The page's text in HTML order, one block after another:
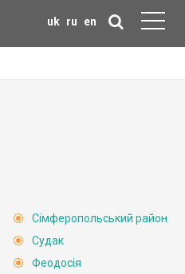
uk ru en
Сімферопольський район
Судак
Феодосія